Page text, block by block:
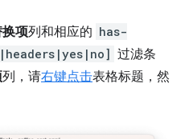
项列和相应的 has-
过滤条
列，请右键点击表格标题，然